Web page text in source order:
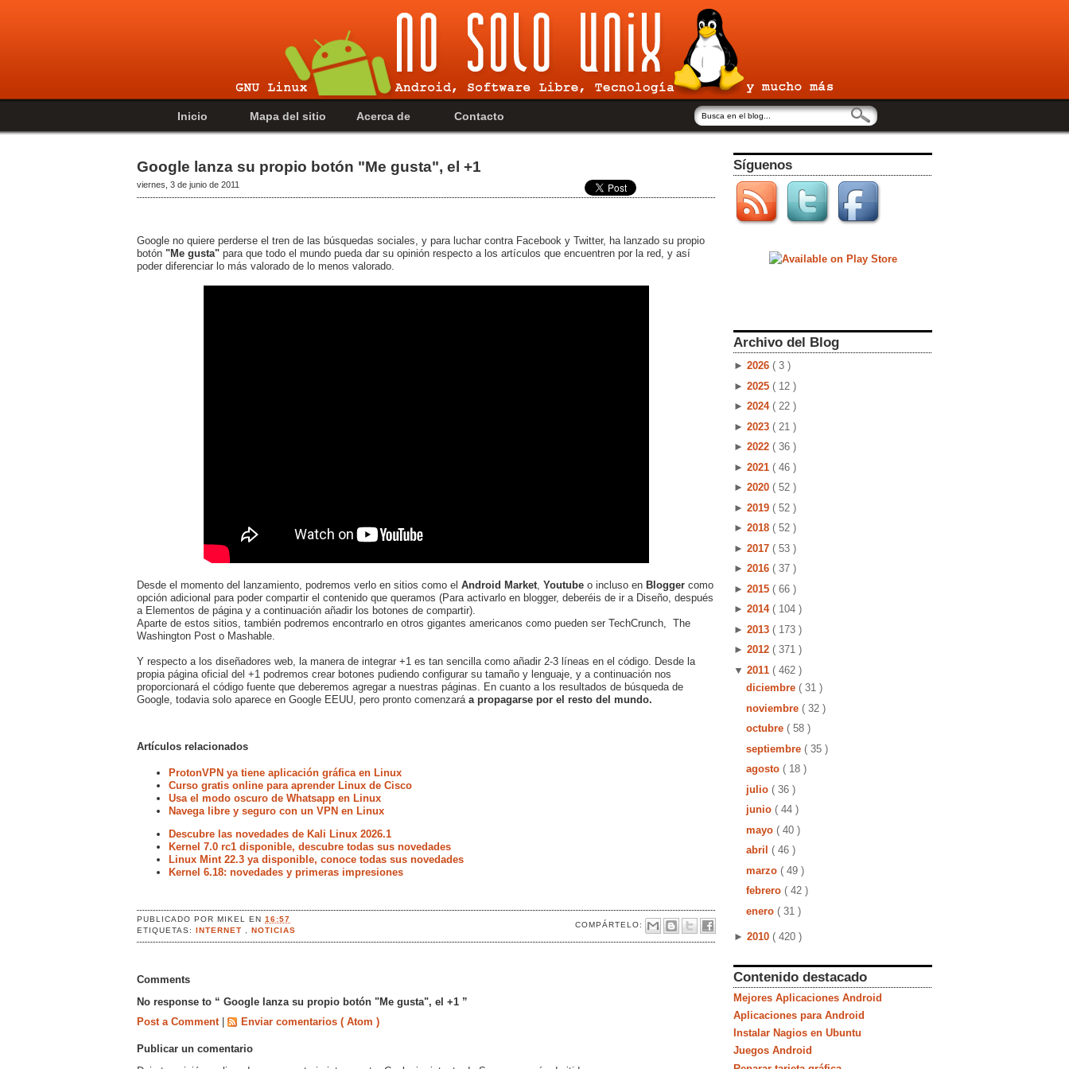
Inicio Mapa del sitio Acerca de Contacto
Google lanza su propio botón "Me gusta", el +1
viernes, 3 de junio de 2011
Google no quiere perderse el tren de las búsquedas sociales, y para luchar contra Facebook y Twitter, ha lanzado su propio
botón "Me gusta" para que todo el mundo pueda dar su opinión respecto a los artículos que encuentren por la red, y así
poder diferenciar lo más valorado de lo menos valorado.
Desde el momento del lanzamiento, podremos verlo en sitios como el Android Market Youtube o incluso en Blogger como
opción adicional para poder compartir el contenido que queramos (Para activarlo en blogger, deberéis de ir a Diseño, después
a Elementos de página y a continuación añadir los botones de compartir).
Aparte de estos sitios, también podremos encontrarlo en otros gigantes americanos como pueden ser TechCrunch, The
Washington Post o Mashable.
Y respecto a los diseñadores web, la manera de integrar +1 es tan sencilla como añadir 2-3 líneas en el código. Desde la
propia página oficial del +1 podremos crear botones pudiendo configurar su tamaño y lenguaje, y a continuación nos
proporcionará el código fuente que deberemos agregar a nuestras páginas. En cuanto a los resultados de búsqueda de
Google, todavia solo aparece en Google EEUU, pero pronto comenzará a propagarse por el resto del mundo.
Artículos relacionados
ProtonVPN ya tiene aplicación gráfica en Linux
Curso gratis online para aprender Linux de Cisco
Usa el modo oscuro de Whatsapp en Linux
Navega libre y seguro con un VPN en Linux
Descubre las novedades de Kali Linux 2026.1
Kernel 7.0 rc1 disponible, descubre todas sus novedades
Linux Mint 22.3 ya disponible, conoce todas sus novedades
Kernel 6.18: novedades y primeras impresiones
PUBLICADO PORMIKELEN16:57
COMPÁRTELO:
ETIQUETAS:INTERNET ,NOTICIAS
Comments
No response to “ Google lanza su propio botón "Me gusta", el +1 ”
Post a Comment
Enviar comentarios ( Atom )
Publicar un comentario
Síguenos
Archivo del Blog
► 2026 ( 3 )
► 2025 ( 12 )
► 2024 ( 22 )
► 2023 ( 21 )
► 2022 ( 36 )
► 2021 ( 46 )
► 2020 ( 52 )
► 2019 ( 52 )
► 2018 ( 52 )
► 2017 ( 53 )
► 2016 ( 37 )
► 2015 ( 66 )
► 2014 ( 104 )
► 2013 ( 173 )
► 2012 ( 371 )
▼ 2011 ( 462 )
diciembre ( 31 )
noviembre ( 32 )
octubre ( 58 )
septiembre ( 35 )
agosto ( 18 )
julio ( 36 )
junio ( 44 )
mayo ( 40 )
abril ( 46 )
marzo ( 49 )
febrero ( 42 )
enero ( 31 )
► 2010 ( 420 )
Contenido destacado
Mejores Aplicaciones Android
Aplicaciones para Android
Instalar Nagios en Ubuntu
Juegos Android